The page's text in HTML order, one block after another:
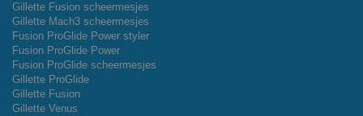
Gillette Fusion scheermesjes
Gillette Mach3 scheermesjes
Fusion ProGlide Power styler
Fusion ProGlide Power
Fusion ProGlide scheermesjes
Gillette ProGlide
Gillette Fusion
Gillette Venus